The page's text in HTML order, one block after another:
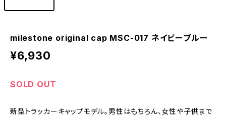
milestone original cap MSC-017 ネイビーブルー
¥6,930
SOLD OUT
新型トラッカーキャップモデル。男性はもちろん、女性や子供まで